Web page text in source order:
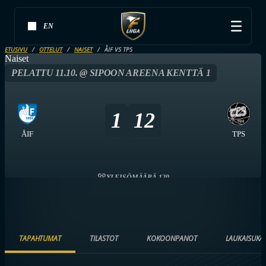
EN
ETUSIVU OTTELUT NAISET ÅIF VS TPS
Naiset
PELATTU 11.10. @ SIPOON AREENA KENTTÄ 1
ÅIF
1 12
TPS
YLEISÖMÄÄRÄ 129
TAPAHTUMAT TILASTOT KOKOONPANOT